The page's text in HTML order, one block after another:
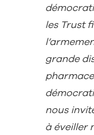
les Trust
grande
nous
à éveiller